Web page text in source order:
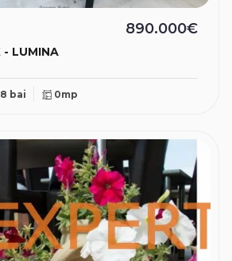
VILA S+P+1 LUX - LUMINA
890.000€
8 bai 0mp